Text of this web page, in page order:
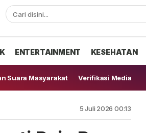
ENTERTAINMENT KESEHATAN
Suara Masyarakat Verifikasi Media
5 Juli 2026 00:13